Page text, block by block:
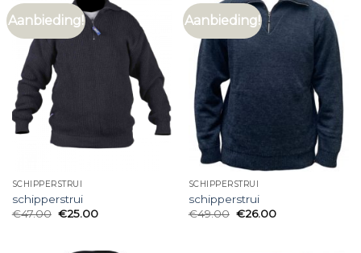
Aanbieding!
SCHIPPERSTRUI
schipperstrui
€47.00 €25.00
Aanbieding!
SCHIPPERSTRUI
schipperstrui
€49.00 €26.00